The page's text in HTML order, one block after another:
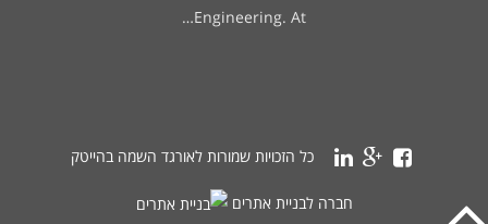
Engineering. At…
כל הזכויות שמורות לאורגד השמה בהייטק
חברה לבניית אתרים